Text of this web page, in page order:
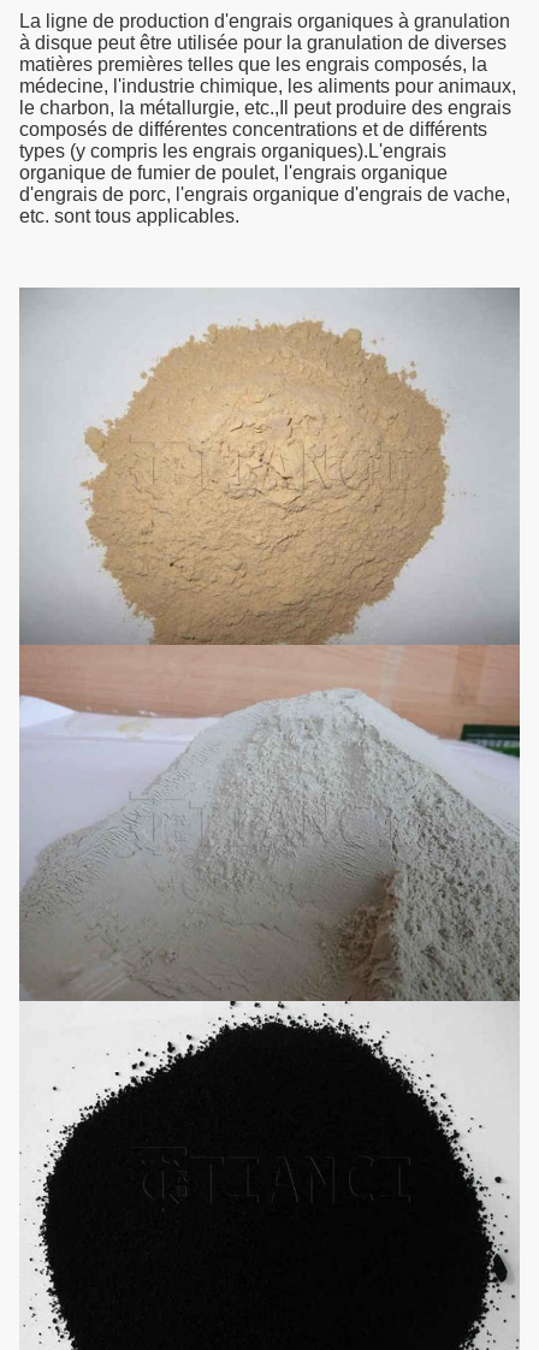
La ligne de production d'engrais organiques à granulation
à disque peut être utilisée pour la granulation de diverses
matières premières telles que les engrais composés, la
médecine, l'industrie chimique, les aliments pour animaux,
le charbon, la métallurgie, etc.,Il peut produire des engrais
composés de différentes concentrations et de différents
types (y compris les engrais organiques).L'engrais
organique de fumier de poulet, l'engrais organique
d'engrais de porc, l'engrais organique d'engrais de vache,
etc. sont tous applicables.